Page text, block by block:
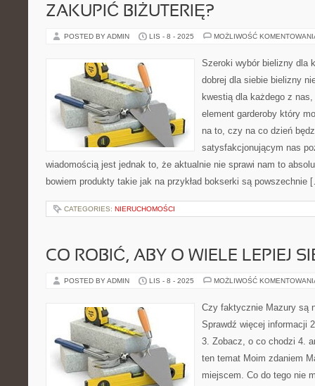
ZAKUPIĆ BIŻUTERIĘ?
POSTED BY ADMIN LIS - 8 - 2025 MOŻLIWOŚĆ
Szeroki wybór bielizny dla
dobrej dla siebie bielizny
kwestią dla każdego z
element garderoby który
na to, czy na co dzień
satysfakcjonującym nas
wiadomością jest jednak to, że aktualnie nie sprawi nam to
bowiem produkty takie jak na przykład bokserki są powszechnie
CATEGORIES: NIERUCHOMOŚCI
CO ROBIĆ, ABY O WIELE LEPIEJ
POSTED BY ADMIN LIS - 8 - 2025 MOŻLIWOŚĆ
Czy faktycznie Mazury są
Sprawdź więcej informacji
3. Zobacz, o co chodzi 4.
ten temat Moim zdaniem
miejscem. Co do tego nie